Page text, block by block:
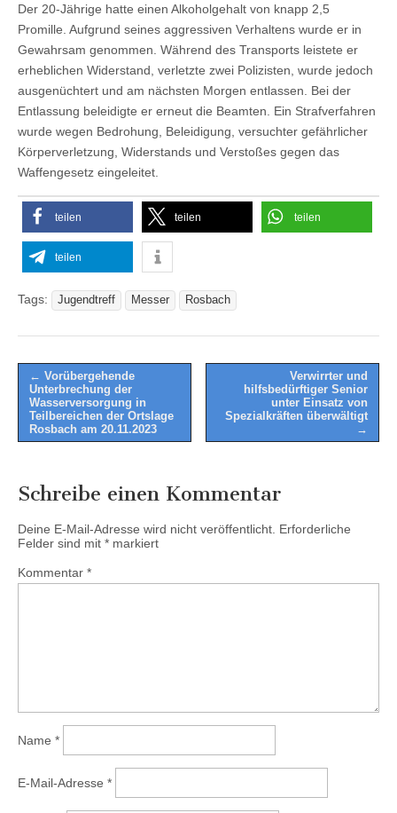
Der 20-Jährige hatte einen Alkoholgehalt von knapp 2,5
Promille. Aufgrund seines aggressiven Verhaltens wurde er in
Gewahrsam genommen. Während des Transports leistete er
erheblichen Widerstand, verletzte zwei Polizisten, wurde jedoch
ausgenüchtert und am nächsten Morgen entlassen. Bei der
Entlassung beleidigte er erneut die Beamten. Ein Strafverfahren
wurde wegen Bedrohung, Beleidigung, versuchter gefährlicher
Körperverletzung, Widerstands und Verstoßes gegen das
Waffengesetz eingeleitet.
teilen teilen teilen
teilen
Tags: Jugendtreff Messer Rosbach
Post
navigation
← Vorübergehende
Unterbrechung der
Wasserversorgung in
Teilbereichen der Ortslage
Rosbach am 20.11.2023
Verwirrter und
hilfsbedürftiger Senior
unter Einsatz von
Spezialkräften überwältigt
→
Schreibe einen Kommentar
Deine E-Mail-Adresse wird nicht veröffentlicht. Erforderliche
Felder sind mit * markiert
Kommentar *
Name *
E-Mail-Adresse *